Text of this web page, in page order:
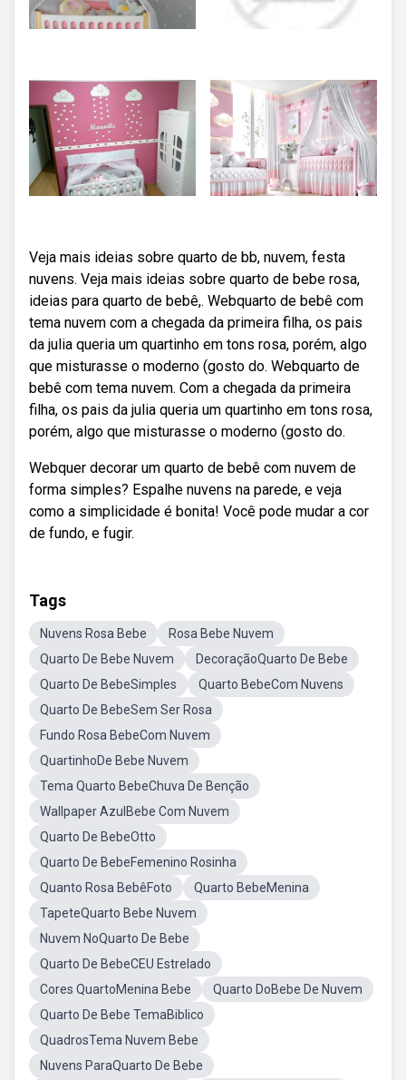
Veja mais ideias sobre quarto de bb, nuvem, festa
nuvens. Veja mais ideias sobre quarto de bebe rosa,
ideias para quarto de bebê,. Webquarto de bebê com
tema nuvem com a chegada da primeira filha, os pais
da julia queria um quartinho em tons rosa, porém, algo
que misturasse o moderno (gosto do. Webquarto de
bebê com tema nuvem. Com a chegada da primeira
filha, os pais da julia queria um quartinho em tons rosa,
porém, algo que misturasse o moderno (gosto do.
Webquer decorar um quarto de bebê com nuvem de
forma simples? Espalhe nuvens na parede, e veja
como a simplicidade é bonita! Você pode mudar a cor
de fundo, e fugir.
Tags
Nuvens Rosa Bebe
Rosa Bebe Nuvem
Quarto De Bebe Nuvem
DecoraçãoQuarto De Bebe
Quarto De BebeSimples
Quarto BebeCom Nuvens
Quarto De BebeSem Ser Rosa
Fundo Rosa BebeCom Nuvem
QuartinhoDe Bebe Nuvem
Tema Quarto BebeChuva De Benção
Wallpaper AzulBebe Com Nuvem
Quarto De BebeOtto
Quarto De BebeFemenino Rosinha
Quanto Rosa BebêFoto
Quarto BebeMenina
TapeteQuarto Bebe Nuvem
Nuvem NoQuarto De Bebe
Quarto De BebeCEU Estrelado
Cores QuartoMenina Bebe
Quarto DoBebe De Nuvem
Quarto De Bebe TemaBiblico
QuadrosTema Nuvem Bebe
Nuvens ParaQuarto De Bebe